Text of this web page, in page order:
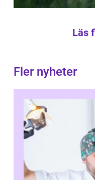
Läs
Fler nyheter